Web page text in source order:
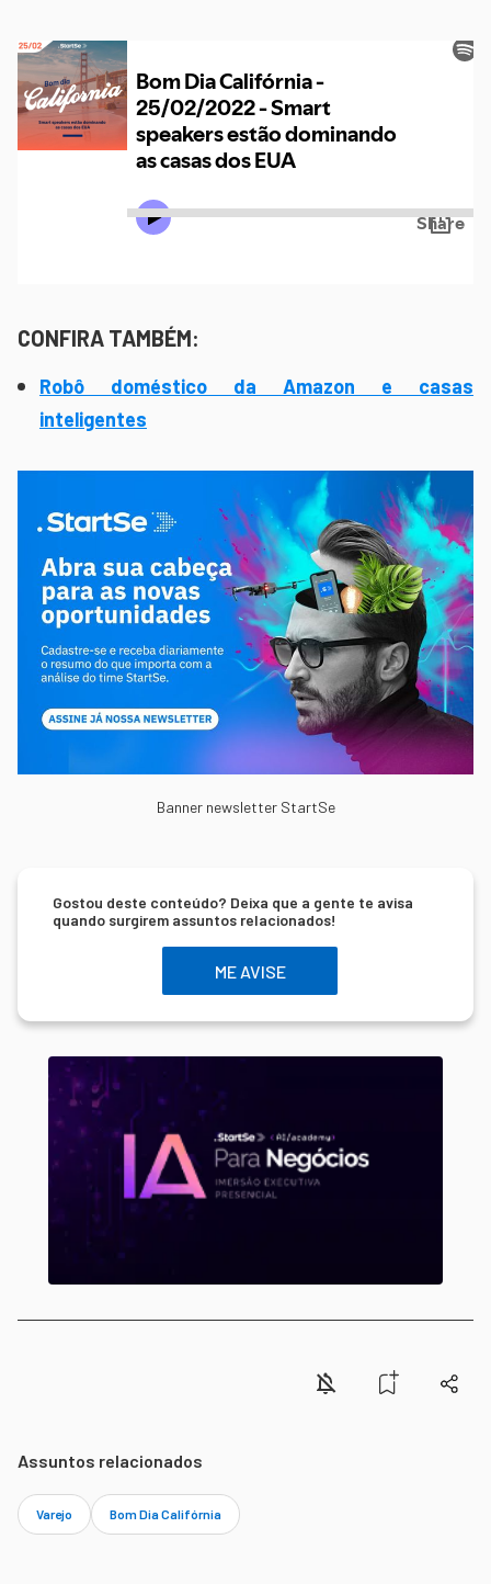
CONFIRA TAMBÉM:
Robô doméstico da Amazon e casas
inteligentes
Banner newsletter StartSe
Gostou deste conteúdo? Deixa que a gente te avisa
quando surgirem assuntos relacionados!
ME AVISE
Assuntos relacionados
Varejo Bom Dia Califórnia